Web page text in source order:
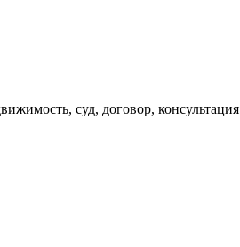
суд, договор, консультация